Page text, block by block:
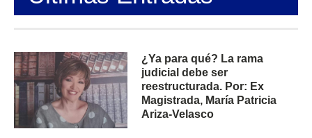
¿Ya para qué? La rama
judicial debe ser
reestructurada. Por: Ex
Magistrada, María Patricia
Ariza-Velasco